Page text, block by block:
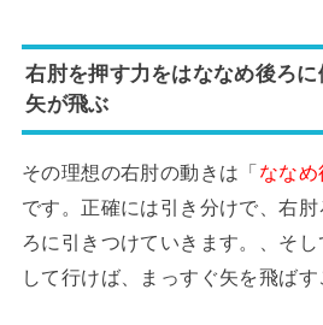
右肘を押す力をはななめ後ろ
矢が飛ぶ
その理想の右肘の動きは「なな
です。正確には引き分けで、右
ろに引きつけていきます。、そ
して行けば、まっすぐ矢を飛ばす